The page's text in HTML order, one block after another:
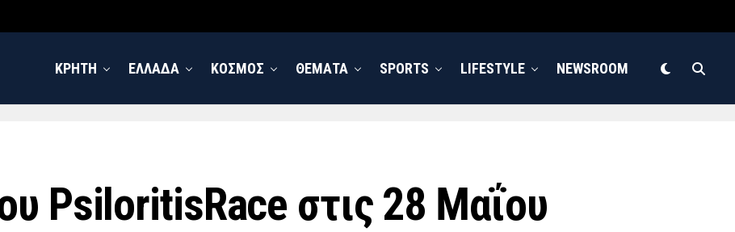
ΚΡΗΤΗ ΕΛΛΑΔΑ ΚΟΣΜΟΣ ΘΕΜΑΤΑ SPORTS LIFESTYLE NEWSROOM
PsiloritisRace στις 28 Μαΐου